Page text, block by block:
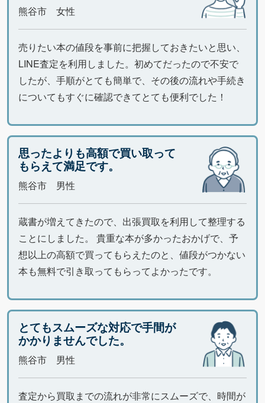
熊谷市 女性
売りたい本の値段を事前に把握しておきたいと思い、
LINE査定を利用しました。初めてだったので不安で
したが、手順がとても簡単で、その後の流れや手続き
についてもすぐに確認できてとても便利でした！
思ったよりも高額で買い取って
もらえて満足です。
熊谷市 男性
蔵書が増えてきたので、出張買取を利用して整理する
ことにしました。 貴重な本が多かったおかげで、予
想以上の高額で買ってもらえたのと、値段がつかない
本も無料で引き取ってもらってよかったです。
とてもスムーズな対応で手間が
かかりませんでした。
熊谷市 男性
査定から買取までの流れが非常にスムーズで、時間が